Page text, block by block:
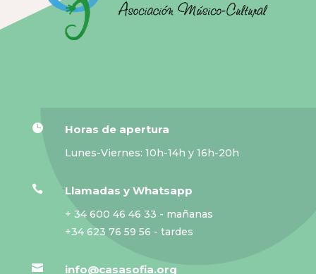
 Horas de apertura
Lunes-Viernes: 10h-14h y 16h-20h
 Llamadas y Whatsapp
+ 34 600 46 46 33 - mañanas
+34 623 76 59 56 - tardes
 info@casasofia.org